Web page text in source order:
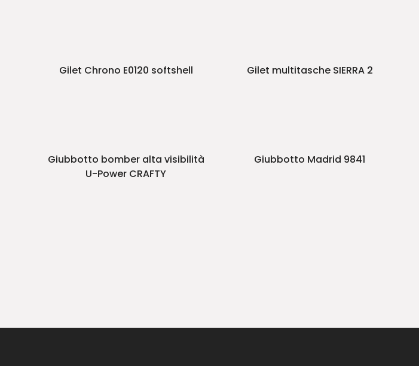
Gilet Chrono E0120 softshell Gilet multitasche SIERRA 2
Giubbotto bomber alta visibilità
U-Power CRAFTY
Giubbotto Madrid 9841